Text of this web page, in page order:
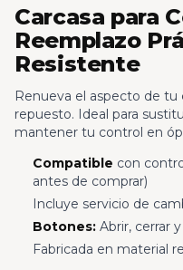
Carcasa para
Reemplazo
Resistente
Renueva el aspecto de tu
repuesto. Ideal para
mantener tu control en
Compatible con
antes de comprar)
Incluye servicio de
Botones:Abrir, cerrar
Fabricada en material